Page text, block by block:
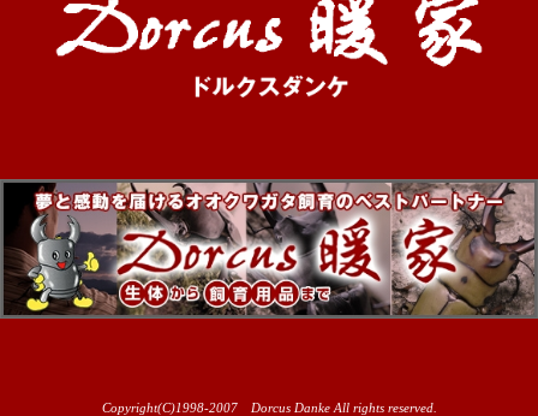
Copyright(C)1998-2007 Dorcus Danke All rights reserved.